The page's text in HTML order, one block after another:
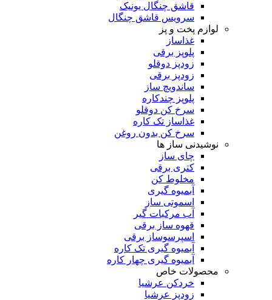
قاشق چنگال یونیک
سرویس قاشق چنگال
لوازم پخت و پز
غذاساز
پلوپز برقی
زودپز دوقلو
زودپز برقی
ساندویچ ساز
پلوپز چندکاره
سرخ کن دوقلو
غذاساز تک کاره
سرخ کن بدون روغن
نوشیدنی ساز ها
چای ساز
کتری برقی
مخلوط کن
آبمیوه گیری
اسموتی ساز
آب مرکبات گیر
قهوه ساز برقی
اسپرسوساز برقی
آبمیوه گیری تک کاره
آبمیوه گیری چهار کاره
محصولات خاص
خردکن عرشیا
زودپز عرشیا